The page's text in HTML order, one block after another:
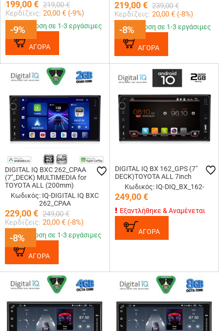
-9%
199,00€ 219,00 €
Κερδίζεις: 20,00 € (-9%)
-9%
Παράδοση σε 1-3 εργάσιμες
ΑΓΟΡΑ
-8%
219,00€ 239,00 €
Κερδίζεις: 20,00 € (-8%)
-8%
Παράδοση σε 1-3 εργάσιμες
ΑΓΟΡΑ
-8%
DIGITAL IQ BXC 262_CPAA
(7''_DECK) MULTIMEDIA for
TOYOTA ALL (200mm)
Κωδικός: IQ-DIGITAL IQ BXC
262_CPAA
229,00€ 249,00 €
Κερδίζεις: 20,00 € (-8%)
-8%
Παράδοση σε 1-3 εργάσιμες
ΑΓΟΡΑ
DIGITAL IQ BX 162_GPS (7"
DECK)TOYOTA ALL 7inch
Κωδικός: IQ-DIQ_BX_162-
249,00€
Εξαντλήθηκε & Αναμένεται
ΑΓΟΡΑ